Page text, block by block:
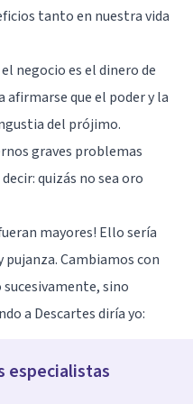
tanto en nuestra vida
negocio es el dinero de
afirmarse que el poder y la
del prójimo.
graves problemas
quizás no sea oro
mayores! Ello sería
Cambiamos con
sucesivamente, sino
a Descartes diría yo:
proclives a cambiar
que nuestra vejez se
especialistas